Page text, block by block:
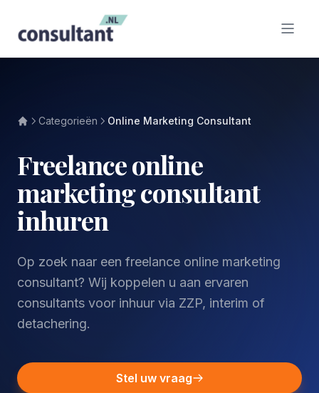
Categorieën Online Marketing Consultant
Freelance online
marketing consultant
inhuren
Op zoek naar een freelance online marketing
consultant? Wij koppelen u aan ervaren
consultants voor inhuur via ZZP, interim of
detachering.
Stel uw vraag